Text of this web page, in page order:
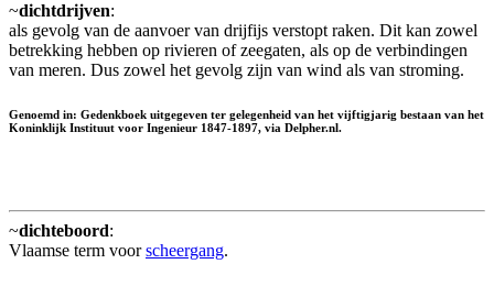
~dichtdrijven:
als gevolg van de aanvoer van drijfijs verstopt raken. Dit kan zowel
betrekking hebben op rivieren of zeegaten, als op de verbindingen
van meren. Dus zowel het gevolg zijn van wind als van stroming.
Genoemd in: Gedenkboek uitgegeven ter gelegenheid van het vijftigjarig bestaan van het
Koninklijk Instituut voor Ingenieur 1847-1897, via Delpher.nl.
~dichteboord:
Vlaamse term voorscheergang.